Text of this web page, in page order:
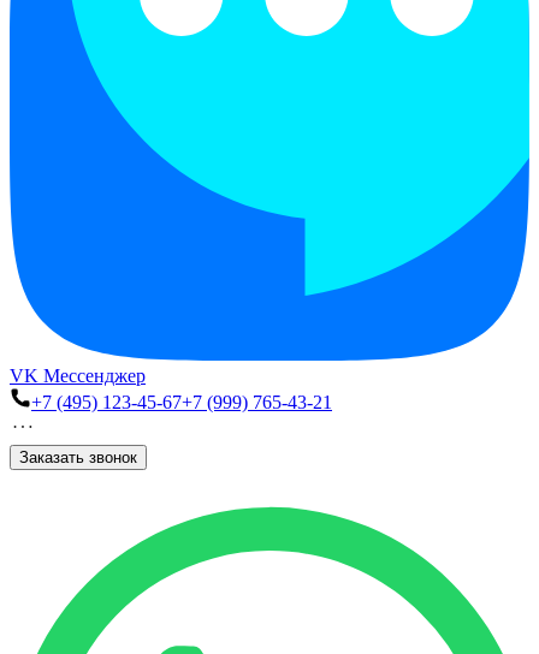
VK Мессенджер
+7 (495) 123-45-67+7 (999) 765-43-21
Заказать звонок